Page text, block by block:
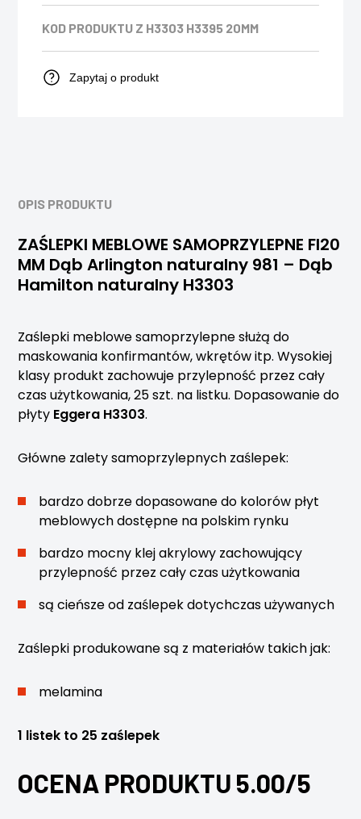
KOD PRODUKTU Z H3303 H3395 20MM
Zapytaj o produkt
OPIS PRODUKTU
ZAŚLEPKI MEBLOWE SAMOPRZYLEPNE FI20
MM Dąb Arlington naturalny 981 – Dąb
Hamilton naturalny H3303
Zaślepki meblowe samoprzylepne służą do
maskowania konfirmantów, wkrętów itp. Wysokiej
klasy produkt zachowuje przylepność przez cały
czas użytkowania, 25 szt. na listku. Dopasowanie do
płyty Eggera H3303.
Główne zalety samoprzylepnych zaślepek:
bardzo dobrze dopasowane do kolorów płyt
meblowych dostępne na polskim rynku
bardzo mocny klej akrylowy zachowujący
przylepność przez cały czas użytkowania
są cieńsze od zaślepek dotychczas używanych
Zaślepki produkowane są z materiałów takich jak:
melamina
1 listek to 25 zaślepek
OCENA PRODUKTU 5.00/5